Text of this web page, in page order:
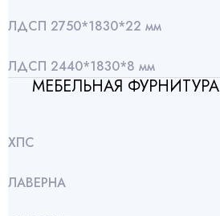
ЛДСП 2750*1830*22 мм
ЛДСП 2440*1830*8 мм
МЕБЕЛЬНАЯ ФУРНИТУРА
ХПС
ЛАВЕРНА